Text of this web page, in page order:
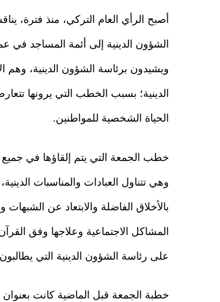
أصبح الرأي العام التركي، منذ فترة،
الشؤون الدينية إلى أئمة المساجد في
ويشيدون برئاسة الشؤون الدينية، وهم
الدينية؛ بسبب الخطب التي يرونها
الحياة الشخصية للمواطنين.
خطب الجمعة التي يتم إلقاؤها في جميع
وهي تتناول العبادات والمناسبات
بالأخلاق الفاضلة والابتعاد عن
المشاكل الاجتماعية وعلاجها وفق
على رئاسة الشؤون الدينية التي يطالبون
خطبة الجمعة قبل الماضية كانت